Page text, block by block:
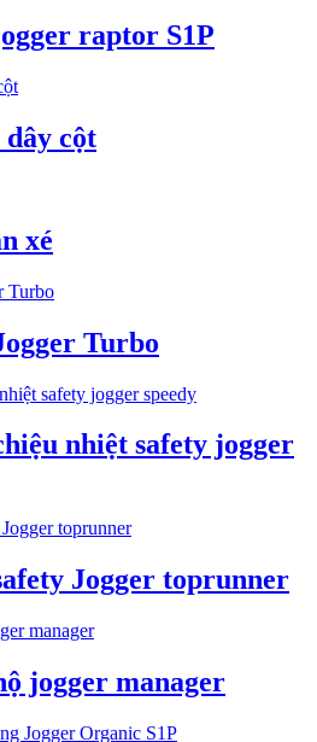
raptor S1P
cột
xé
Turbo
nhiệt safety jogger
Jogger toprunner
jogger manager